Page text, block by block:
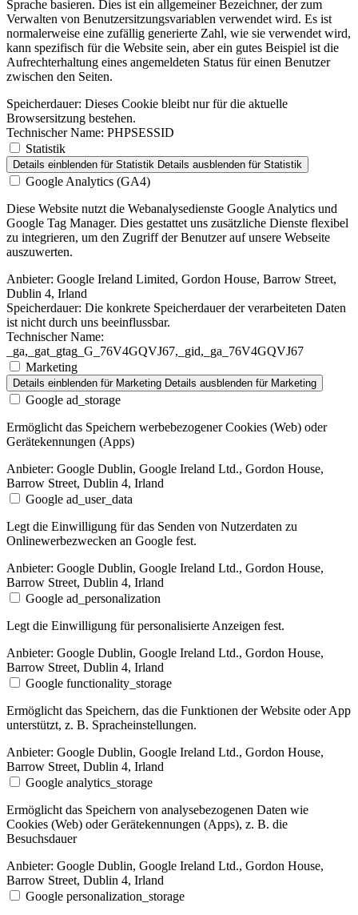
Sprache basieren. Dies ist ein allgemeiner Bezeichner, der zum
Verwalten von Benutzersitzungsvariablen verwendet wird. Es ist
normalerweise eine zufällig generierte Zahl, wie sie verwendet wird,
kann spezifisch für die Website sein, aber ein gutes Beispiel ist die
Aufrechterhaltung eines angemeldeten Status für einen Benutzer
zwischen den Seiten.
Speicherdauer: Dieses Cookie bleibt nur für die aktuelle
Browsersitzung bestehen.
Technischer Name: PHPSESSID
Statistik
Details einblenden für Statistik Details ausblenden für Statistik
Google Analytics (GA4)
Diese Website nutzt die Webanalysedienste Google Analytics und
Google Tag Manager. Dies gestattet uns zusätzliche Dienste flexibel
zu integrieren, um den Zugriff der Benutzer auf unsere Webseite
auszuwerten.
Anbieter: Google Ireland Limited, Gordon House, Barrow Street,
Dublin 4, Irland
Speicherdauer: Die konkrete Speicherdauer der verarbeiteten Daten
ist nicht durch uns beeinflussbar.
Technischer Name:
_ga,_gat_gtag_G_76V4GQVJ67,_gid,_ga_76V4GQVJ67
Marketing
Details einblenden für Marketing Details ausblenden für Marketing
Google ad_storage
Ermöglicht das Speichern werbebezogener Cookies (Web) oder
Gerätekennungen (Apps)
Anbieter: Google Dublin, Google Ireland Ltd., Gordon House,
Barrow Street, Dublin 4, Irland
Google ad_user_data
Legt die Einwilligung für das Senden von Nutzerdaten zu
Onlinewerbezwecken an Google fest.
Anbieter: Google Dublin, Google Ireland Ltd., Gordon House,
Barrow Street, Dublin 4, Irland
Google ad_personalization
Legt die Einwilligung für personalisierte Anzeigen fest.
Anbieter: Google Dublin, Google Ireland Ltd., Gordon House,
Barrow Street, Dublin 4, Irland
Google functionality_storage
Ermöglicht das Speichern, das die Funktionen der Website oder App
unterstützt, z. B. Spracheinstellungen.
Anbieter: Google Dublin, Google Ireland Ltd., Gordon House,
Barrow Street, Dublin 4, Irland
Google analytics_storage
Ermöglicht das Speichern von analysebezogenen Daten wie
Cookies (Web) oder Gerätekennungen (Apps), z. B. die
Besuchsdauer
Anbieter: Google Dublin, Google Ireland Ltd., Gordon House,
Barrow Street, Dublin 4, Irland
Google personalization_storage